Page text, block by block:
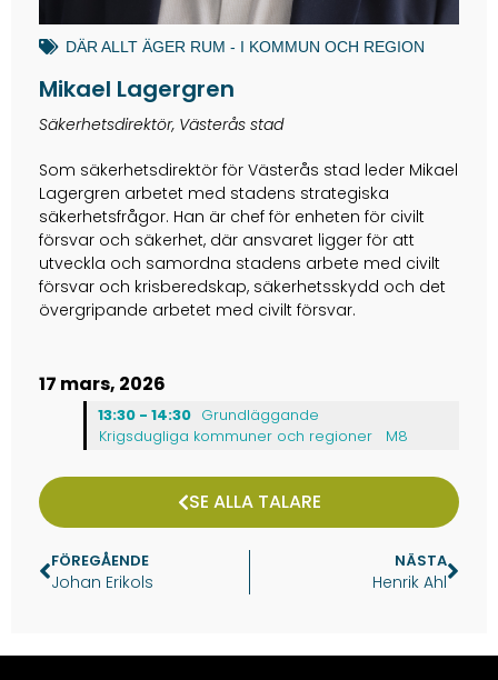
DÄR ALLT ÄGER RUM - I KOMMUN OCH REGION
Mikael Lagergren
Säkerhetsdirektör, Västerås stad
Som säkerhetsdirektör för Västerås stad leder Mikael
Lagergren arbetet med stadens strategiska
säkerhetsfrågor. Han är chef för enheten för civilt
försvar och säkerhet, där ansvaret ligger för att
utveckla och samordna stadens arbete med civilt
försvar och krisberedskap, säkerhetsskydd och det
övergripande arbetet med civilt försvar.
17 mars, 2026
13:30 - 14:30 Grundläggande
Krigsdugliga kommuner och regioner
M8
SE ALLA TALARE
FÖREGÅENDE
Johan Erikols
NÄSTA
Henrik Ahl